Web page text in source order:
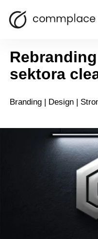
Contec
sektora
Branding | Design |